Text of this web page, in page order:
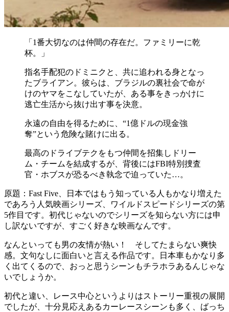
「1番大切なのは仲間の存在だ。ファミリーに乾
杯。」
指名手配犯のドミニクと、共に追われる身となっ
たブライアン。彼らは、ブラジルの裏社会で命が
けのヤマをこなしていたが、ある事をきっかけに
逃亡生活から抜け出す事を決意。
永遠の自由を得るために、“1億ドルの現金強
奪”という危険な賭けに出る。
最高のドライブテクをもつ仲間を招集しドリー
ム・チームを結成するが、背後にはFBI特別捜査
官・ホブスが恐るべき執念で迫っていた…。
原題：Fast Five、日本ではもう知っている人もかなり増えた
であろう人気映画シリーズ、ワイルドスピードシリーズの第
5作目です。初代じゃないのでシリーズを知らない方には申
し訳ないですが、すごく好きな映画なんです。
なんといっても男の友情が熱い！ そしてたまらない爽快
感。文句なしに面白いと言える作品です。日本車もかなり多
く出てくるので、おっと思うシーンもチラホラあるんじゃな
いでしょうか。
初代と違い、レース中心というよりはストーリー重視の展開
でしたが、十分見応えあるカーレースシーンも多く、ばっち